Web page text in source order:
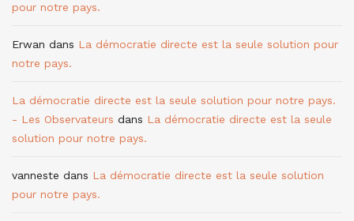
pour notre pays.
Erwan dans La démocratie directe est la seule solution pour
notre pays.
La démocratie directe est la seule solution pour notre pays.
- Les Observateurs dans La démocratie directe est la seule
solution pour notre pays.
vanneste dans La démocratie directe est la seule solution
pour notre pays.